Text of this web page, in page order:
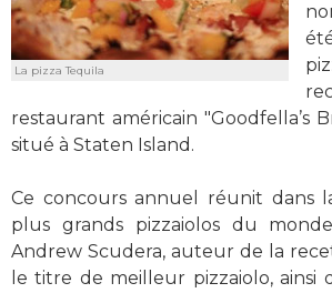
La pizza Tequila
restaurant américain "Goodfella’s
situé à Staten Island.
Ce concours annuel réunit dans
plus grands pizzaiolos du
Andrew Scudera, auteur de la
le titre de meilleur pizzaiolo, ainsi